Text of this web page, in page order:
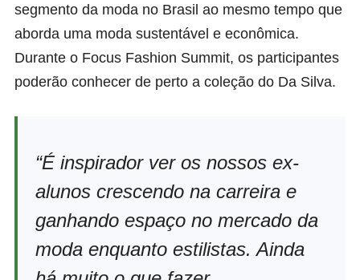
segmento da moda no Brasil ao mesmo tempo que
aborda uma moda sustentável e econômica.
Durante o Focus Fashion Summit, os participantes
poderão conhecer de perto a coleção do Da Silva.
“É inspirador ver os nossos ex-
alunos crescendo na carreira e
ganhando espaço no mercado da
moda enquanto estilistas. Ainda